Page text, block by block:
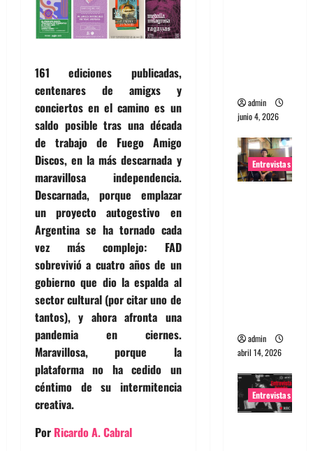
161 ediciones publicadas,
centenares de amigxs y
conciertos en el camino es un
saldo posible tras una década
de trabajo de Fuego Amigo
Discos, en la más descarnada y
maravillosa independencia.
Descarnada, porque emplazar
un proyecto autogestivo en
Argentina se ha tornado cada
vez más complejo: FAD
sobrevivió a cuatro años de un
gobierno que dio la espalda al
sector cultural (por citar uno de
tantos), y ahora afronta una
pandemia en ciernes.
Maravillosa, porque la
plataforma no ha cedido un
céntimo de su intermitencia
creativa.
Por Ricardo A. Cabral
admin
junio 4, 2026
Entrevistas
admin
abril 14, 2026
Entrevistas